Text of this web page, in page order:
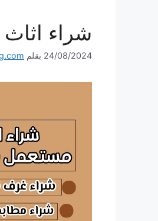
شراء
24/08/2024 بقلم